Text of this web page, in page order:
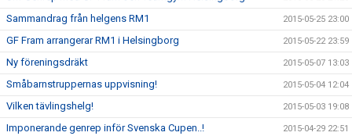
Sammandrag från helgens RM1 2015-05-25 23:00
GF Fram arrangerar RM1 i Helsingborg 2015-05-22 23:59
Ny föreningsdräkt 2015-05-07 13:03
Småbarnstruppernas uppvisning! 2015-05-04 12:04
Vilken tävlingshelg! 2015-05-03 19:08
Imponerande genrep inför Svenska Cupen..! 2015-04-29 22:51